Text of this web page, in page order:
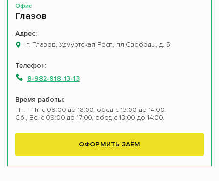
Офис
Глазов
Адрес:
г. Глазов, Удмуртская Респ, пл.Свободы, д. 5
Телефон:
8-982-818-13-13
Время работы:
Пн. - Пт. с 09:00 до 18:00, обед с 13:00 до 14:00.
Сб., Вс. с 09:00 до 17:00, обед с 13:00 до 14:00.
ОФОРМИТЬ ЗАЁМ